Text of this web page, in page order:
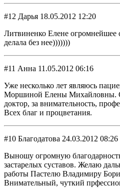
#12 Дарья 18.05.2012 12:20
Литвиненко Елене огромнейшее
делала без нее)))))))
#11 Анна 11.05.2012 06:16
Уже несколько лет являюсь
Моршиной Елены Михайловны.
доктор, за внимательность,
Всех благ и процветания.
#10 Благодатова 24.03.2012 08:26
Выношу огромную
застарелых суставов. Желаю
работы Пастелю Владимиру
Внимательный, чуткий